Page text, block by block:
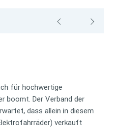
für hochwertige
boomt. Der Verband der
dass allein in diesem
verkauft